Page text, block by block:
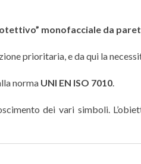
monofacciale da
prioritaria, e da qui la
norma UNI EN ISO 7010.
dei vari simboli.